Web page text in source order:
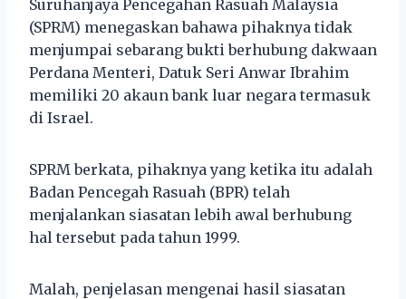
Suruhanjaya Pencegahan Rasuah Malaysia
(SPRM) menegaskan bahawa pihaknya tidak
menjumpai sebarang bukti berhubung dakwaan
Perdana Menteri, Datuk Seri Anwar Ibrahim
memiliki 20 akaun bank luar negara termasuk
di Israel.
SPRM berkata, pihaknya yang ketika itu adalah
Badan Pencegah Rasuah (BPR) telah
menjalankan siasatan lebih awal berhubung
hal tersebut pada tahun 1999.
Malah, penjelasan mengenai hasil siasatan